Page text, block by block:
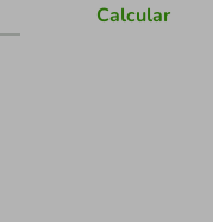
Calcular